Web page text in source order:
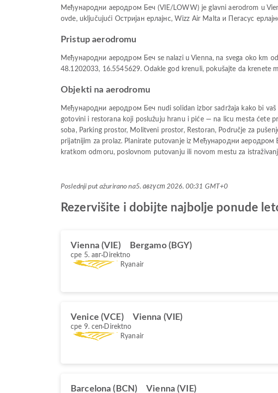
Међународни аеродром Беч (VIE/LOWW) je glavni aerodrom u
ovde, uključujući Остријан ерлајнс, Wizz Air Malta и Пегасус
Pristup aerodromu
Међународни аеродром Беч se nalazi u Vienna, na svega oko km
48.1202033, 16.5545629. Odakle god krenuli, pokušajte da krenete
Objekti na aerodromu
Међународни аеродром Беч nudi solidan izbor sadržaja kako bi
gotovini i restorana koji poslužuju hranu i piće — na licu mesta ćete
soba, Parking prostor, Molitveni prostor, Restoran, Područje za
prijatnijim za prolaz. Planirate putovanje iz Међународни аеродром
kratkom odmoru, poslovnom putovanju ili novom mestu za
Poslednji put ažurirano na5. август 2026. 00:31 GMT+0
Rezervišite i dobijte najbolje ponude
Vienna (VIE) Bergamo (BGY)
сре 5. авг Direktno
Ryanair
Venice (VCE) Vienna (VIE)
сре 9. сеп Direktno
Ryanair
Barcelona (BCN) Vienna (VIE)